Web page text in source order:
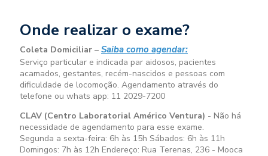
Onde realizar o exame?
Coleta Domiciliar – Saiba como agendar:
Serviço particular e indicada par aidosos, pacientes
acamados, gestantes, recém-nascidos e pessoas com
dificuldade de locomoção. Agendamento através do
telefone ou whats app: 11 2029-7200
CLAV (Centro Laboratorial Américo Ventura) - Não há
necessidade de agendamento para esse exame.
Segunda a sexta-feira: 6h às 15h Sábados: 6h às 11h
Domingos: 7h às 12h Endereço: Rua Terenas, 236 - Mooca